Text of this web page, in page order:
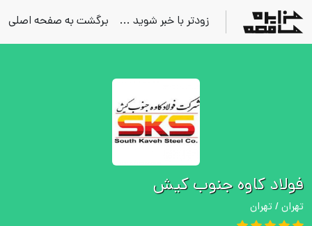
زودتر با خبر شوید ... برگشت به صفحه اصلی
فولاد کاوه جنوب کیش
تهران / تهران